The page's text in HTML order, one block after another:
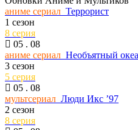
6 серия
05 . 08
тв шоуУниверсальный боец
34 сезон
9 серия
05 . 08
сериалСто лет одиночества
2 сезон
1 серия
05 . 08
сериалПопытка — не пытка
5 сезон
аниме сериал Террорист
1 сезон
8 серия
05 . 08
аниме сериал Необъятный
3 сезон
5 серия
05 . 08
мультсериал Люди Икс ’97
2 сезон
8 серия